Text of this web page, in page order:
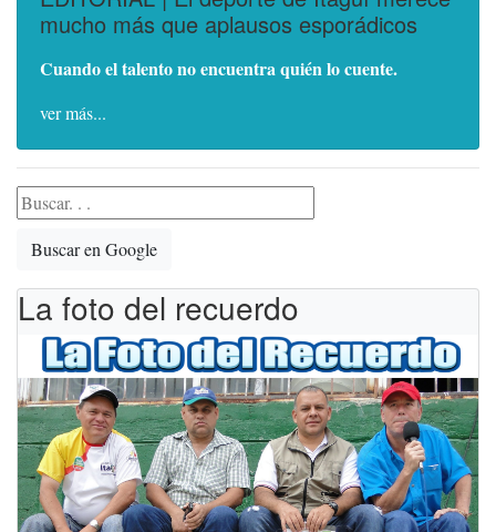
mucho más que aplausos esporádicos
Cuando el talento no encuentra quién lo cuente.
ver más...
Buscar en Google
La foto del recuerdo